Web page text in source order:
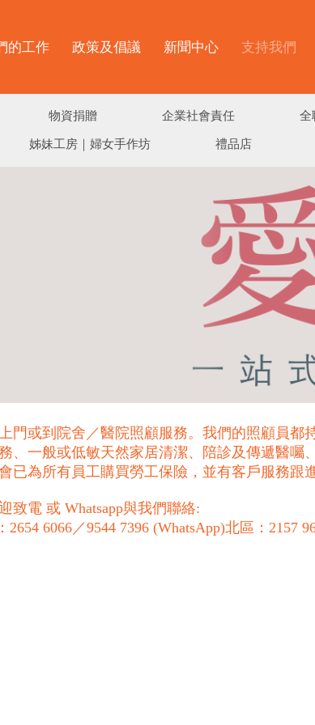
的工作 政策及倡議 新聞中心 支持我們
物資捐贈 企業社會責任 全
姊妹工房｜婦女手作坊 禮品店
門或到院舍／醫院照顧服務。我們的照顧員都
、一般或低敏天然家居清潔、陪診及傳遞醫囑
為所有員工購買勞工保險，並有客戶服務跟
致電 或 Whatsapp與我們聯絡:
2654 6066／9544 7396 (WhatsApp)ㅤㅤㅤㅤ北區：